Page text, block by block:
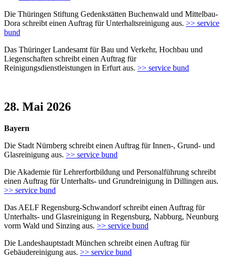
Die Thüringen Stiftung Gedenkstätten Buchenwald und Mittelbau-
Dora schreibt einen Auftrag für Unterhaltsreinigung aus. >> service
bund
Das Thüringer Landesamt für Bau und Verkehr, Hochbau und
Liegenschaften schreibt einen Auftrag für
Reinigungsdienstleistungen in Erfurt aus. >> service bund
28. Mai 2026
Bayern
Die Stadt Nürnberg schreibt einen Auftrag für Innen-, Grund- und
Glasreinigung aus. >> service bund
Die Akademie für Lehrerfortbildung und Personalführung schreibt
einen Auftrag für Unterhalts- und Grundreinigung in Dillingen aus.
>> service bund
Das AELF Regensburg-Schwandorf schreibt einen Auftrag für
Unterhalts- und Glasreinigung in Regensburg, Nabburg, Neunburg
vorm Wald und Sinzing aus. >> service bund
Die Landeshauptstadt München schreibt einen Auftrag für
Gebäudereinigung aus. >> service bund